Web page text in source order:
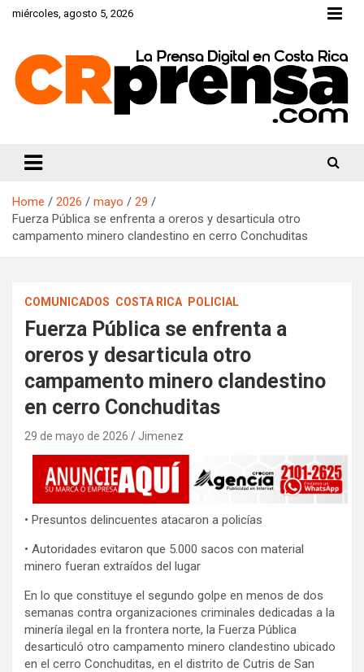
miércoles, agosto 5, 2026
Home 2026 mayo
29
Fuerza Pública se enfrenta a oreros y desarticula otro
campamento minero clandestino en cerro Conchuditas
COMUNICADOS COSTA RICA POLICIAL
Fuerza Pública se enfrenta a
oreros y desarticula otro
campamento minero clandestino
en cerro Conchuditas
29 de mayo de 2026 Jimenez
• Presuntos delincuentes atacaron a policías
• Autoridades evitaron que 5.000 sacos con material
minero fueran extraídos del lugar
En lo que constituye el segundo golpe en menos de dos
semanas contra organizaciones criminales dedicadas a la
minería ilegal en la frontera norte, la Fuerza Pública
desarticuló otro campamento minero clandestino ubicado
en el cerro Conchuditas, en el distrito de Cutris de San